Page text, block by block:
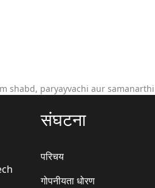
shabd, paryayvachi aur
संघटना
परिचय
गोपनीयता धोरण